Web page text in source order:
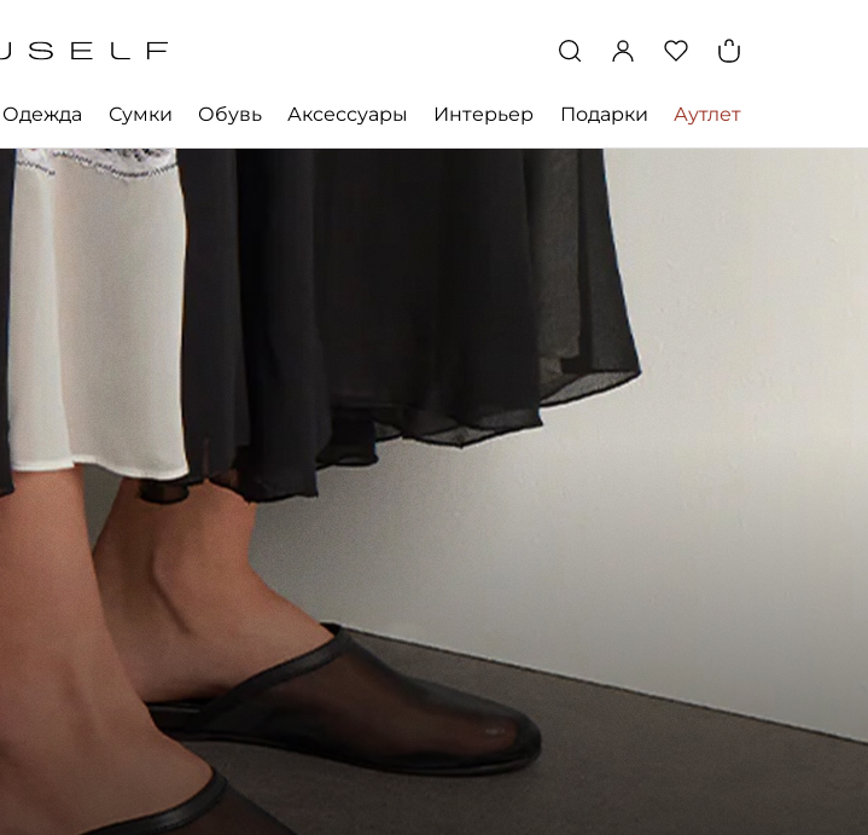
Одежда Сумки Обувь Аксессуары Интерьер Подарки Аутлет